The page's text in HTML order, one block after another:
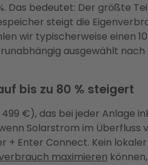
bedeutet: Der größte
steigt die
wir typischerweise einen
ausgewählt
bis zu 80 % steigert
€), das bei jeder Anlage
Solarstrom im Überfluss
Enter Connect. Kein
maximieren